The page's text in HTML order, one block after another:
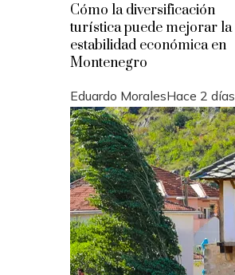
Cómo la diversificación
turística puede mejorar la
estabilidad económica en
Montenegro
Eduardo MoralesHace 2 días